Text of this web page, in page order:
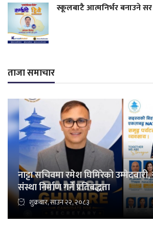
स्कूलबाटै आत्मनिर्भर बनाउने सर
ताजा समाचार
नाट्टा सचिवमा रमेश घिमिरेको
संस्था निर्माण गर्ने प्रतिबद्धता
शुक्रबार, साउन २२, २०८३